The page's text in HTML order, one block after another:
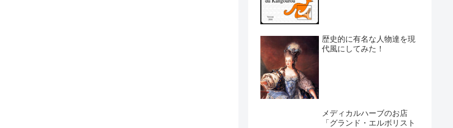
歴史的に有名な人物達を現
代風にしてみた！
メディカルハーブのお店
「グランド・エルボリスト